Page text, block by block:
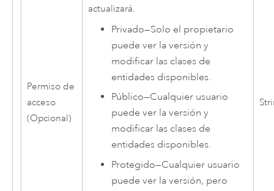
Permiso de
acceso
(Opcional)
actualizará.
Privado—Solo el propietario
puede ver la versión y
modificar las clases de
entidades disponibles.
Público—Cualquier usuario
puede ver la versión y
modificar las clases de
entidades disponibles.
Protegido—Cualquier usuario
puede ver la versión, pero